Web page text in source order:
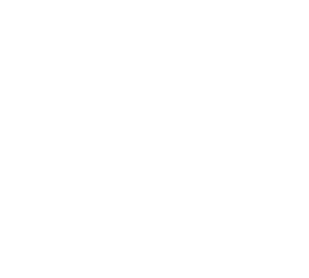
御機器販売店・
ようお願いしま
社の共同利用者
とをご了承くだ
、
ない年数を意
これらの製造装
通知します。
、取り引きをい
ムロン制御